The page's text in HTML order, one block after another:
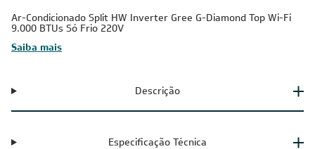
Ar-Condicionado Split HW Inverter Gree G-Diamond Top Wi-Fi
9.000 BTUs Só Frio 220V
Saiba mais
Descrição
Especificação Técnica